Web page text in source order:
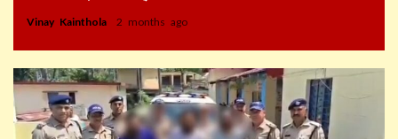
Vinay Kainthola 2 months ago